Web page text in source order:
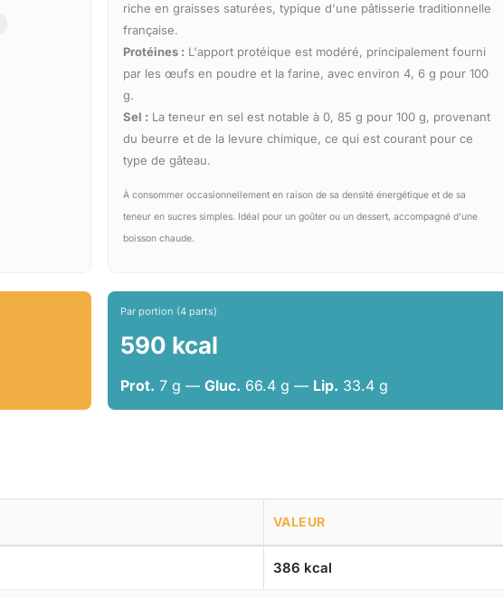
riche en graisses saturées, typique d'une pâtisserie traditionnelle
française.
Protéines : L'apport protéique est modéré, principalement fourni
par les œufs en poudre et la farine, avec environ 4, 6 g pour 100
g.
Sel : La teneur en sel est notable à 0, 85 g pour 100 g, provenant
du beurre et de la levure chimique, ce qui est courant pour ce
type de gâteau.
À consommer occasionnellement en raison de sa densité énergétique et de sa
teneur en sucres simples. Idéal pour un goûter ou un dessert, accompagné d'une
boisson chaude.
Par portion (4 parts)
590 kcal
Prot. 7 g —Gluc. 66.4 g — Lip. 33.4 g
VALEUR
386 kcal